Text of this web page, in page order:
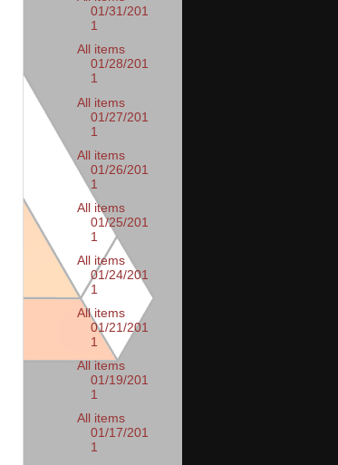
01/31/201
1
All items
01/28/201
1
All items
01/27/201
1
All items
01/26/201
1
All items
01/25/201
1
All items
01/24/201
1
All items
01/21/201
1
All items
01/19/201
1
All items
01/17/201
1